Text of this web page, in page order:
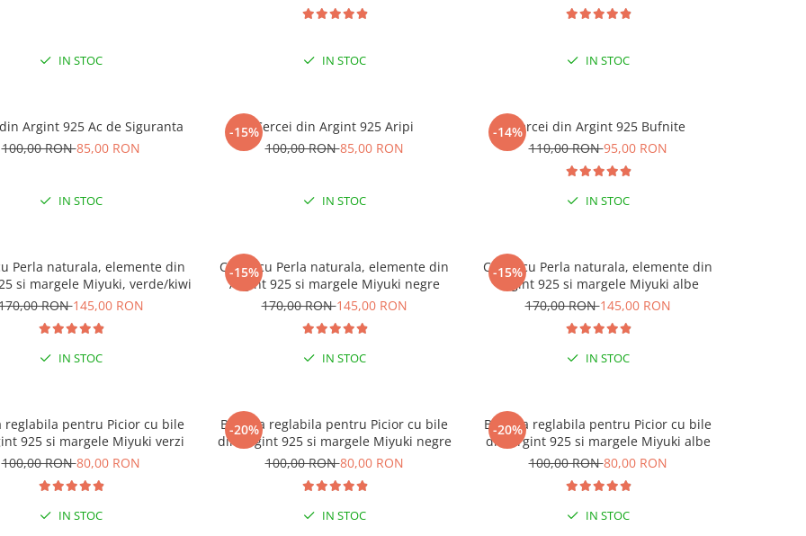
IN STOC IN STOC IN STOC
Argint 925 Ac de Siguranta
100,00 RON85,00 RON
IN STOC
-15%Cercei din Argint 925 Aripi
100,00 RON85,00 RON
IN STOC
-14%Cercei din Argint 925 Bufnite
110,00 RON95,00 RON
IN STOC
VARA ACEASTA
Perla naturala, elemente din
si margele Miyuki, verde/kiwi
RON145,00 RON
IN STOC
-15%
ESENȚIAL VARA ACEASTA
Colier cu Perla naturala, elemente din
Argint 925 si margele Miyuki negre
170,00 RON145,00 RON
IN STOC
-15%
ESENȚIAL VARA ACEASTA
Colier cu Perla naturala, elemente din
Argint 925 si margele Miyuki albe
170,00 RON145,00 RON
IN STOC
reglabila pentru Picior cu bile
925 si margele Miyuki verzi
100,00 RON80,00 RON
IN STOC
-20%
Bratara reglabila pentru Picior cu bile
din Argint 925 si margele Miyuki negre
100,00 RON80,00 RON
IN STOC
-20%
Bratara reglabila pentru Picior cu bile
din Argint 925 si margele Miyuki albe
100,00 RON80,00 RON
IN STOC